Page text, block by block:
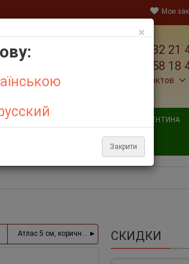
Мои
+38 095 032 21
+38 067 758 18
Больше контактов
СКИДОК ДЕНЬ СВЯТОГО ВАЛЕНТИНА
×
Закрити
рулон 33 м
Атлас 5 см, коричневый, рулон 33 м
СКИДКИ